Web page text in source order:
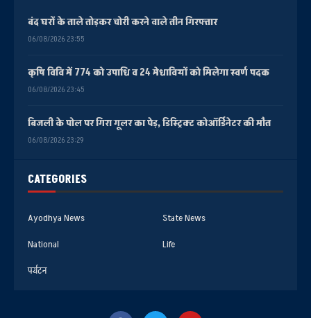
CATEGORIES
Ayodhya News
State News
National
Life
पर्यटन
बंद घरों के ताले तोड़कर चोरी करने वाले तीन गिरफ्तार
06/08/2026 23:55
कृषि विवि में 774 को उपाधि व 24 मेधावियों को मिलेगा स्वर्ण पदक
06/08/2026 23:45
बिजली के पोल पर गिरा गूलर का पेड़, डिस्ट्रिक्ट कोऑर्डिनेटर की मौत
06/08/2026 23:29